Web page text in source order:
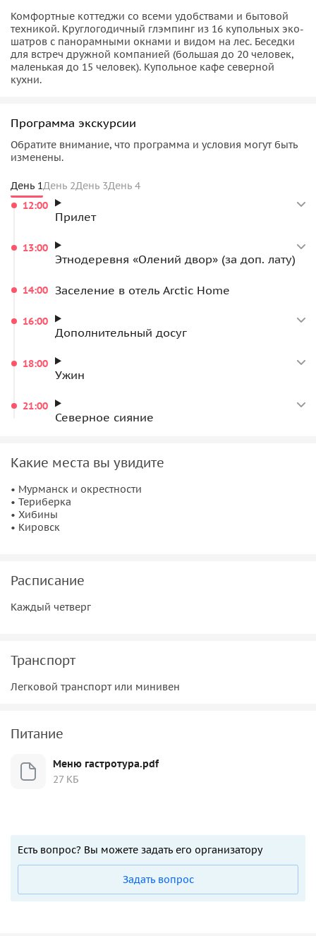
Комфортные коттеджи со всеми удобствами и бытовой
техникой. Круглогодичный глэмпинг из 16 купольных эко-
шатров с панорамными окнами и видом на лес. Беседки
для встреч дружной компанией (большая до 20 человек,
маленькая до 15 человек). Купольное кафе северной
кухни.
Программа экскурсии
Обратите внимание, что программа и условия могут быть
изменены.
День 1 День 2День 3День 4
12:00
Прилет
13:00
Этнодеревня «Олений двор» (за доп. лату)
14:00 Заселение в отель Arctic Home
16:00
Дополнительный досуг
18:00
Ужин
21:00
Северное сияние
Какие места вы увидите
• Мурманск и окрестности
• Териберка
• Хибины
• Кировск
Расписание
Каждый четверг
Транспорт
Легковой транспорт или минивен
Питание
Меню гастротура.pdf
27 КБ
Есть вопрос? Вы можете задать его организатору
Задать вопрос